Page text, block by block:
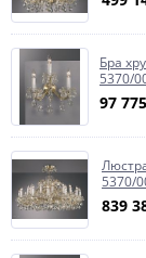
Бра
5370/
97 775
5370/
839